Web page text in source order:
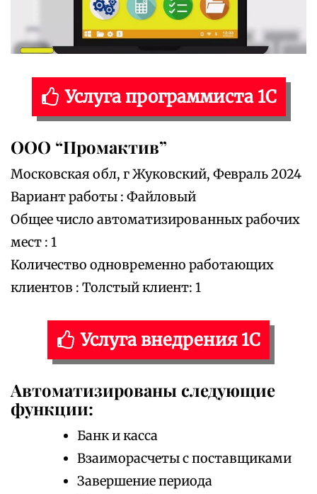
Услуга программиста 1С
ООО “Промактив”
Московская обл, г Жуковский, Февраль 2024
Вариант работы : Файловый
Общее число автоматизированных рабочих
мест : 1
Количество одновременно работающих
клиентов : Толстый клиент: 1
Услуга внедрения 1С
Автоматизированы следующие
функции:
Банк и касса
Взаиморасчеты с поставщиками
Завершение периода